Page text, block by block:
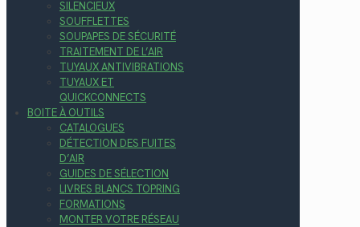
SILENCIEUX
SOUFFLETTES
SOUPAPES DE SÉCURITÉ
TRAITEMENT DE L’AIR
TUYAUX ANTIVIBRATIONS
TUYAUX ET
QUICKCONNECTS
BOITE À OUTILS
CATALOGUES
DÉTECTION DES FUITES
D’AIR
GUIDES DE SÉLECTION
LIVRES BLANCS TOPRING
FORMATIONS
MONTER VOTRE RÉSEAU